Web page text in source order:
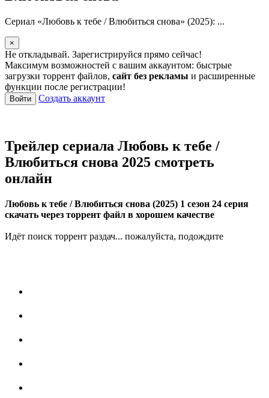
Сериал «Любовь к тебе / Влюбиться снова» (2025): ...
×
Не откладывай. Зарегистрируйся прямо сейчас!
Максимум возможностей с вашим аккаунтом: быстрые
загрузки торрент файлов, сайт без рекламы и расширенные
функции после регистрации!
Войти Создать аккаунт
Трейлер сериала Любовь к тебе /
Влюбиться снова 2025 смотреть
онлайн
Любовь к тебе / Влюбиться снова (2025) 1 сезон 24 серия
скачать через торрент файл в хорошем качестве
Идёт поиск торрент раздач... пожалуйста, подождите